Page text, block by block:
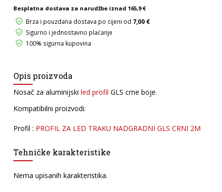
količina
Besplatna dostava za narudžbe iznad 165,9 €
Brza i pouzdana dostava po cijeni od 7,00 €
Sigurno i jednostavno plaćanje
100% sigurna kupovina
Opis proizvoda
Nosač za aluminijski led profil GLS crne boje.
Kompatibilni proizvodi:
Profil : PROFIL ZA LED TRAKU NADGRADNI GLS CRNI 2M
Tehničke karakteristike
Nema upisanih karakteristika.